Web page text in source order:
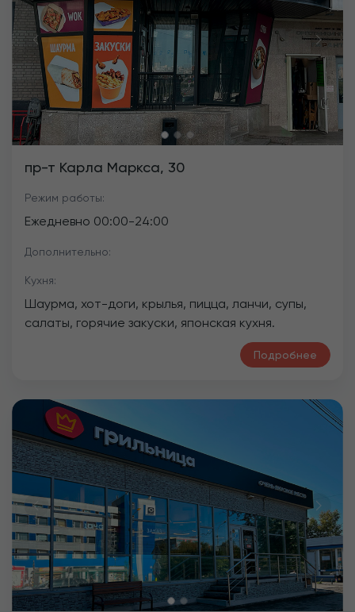
Previous Next
пр-т Карла Маркса, 30
Режим работы:
Ежедневно 00:00-24:00
Дополнительно:
Кухня:
Шаурма, хот-доги, крылья, пицца, ланчи, супы,
салаты, горячие закуски, японская кухня.
Подробнее
Previous Next